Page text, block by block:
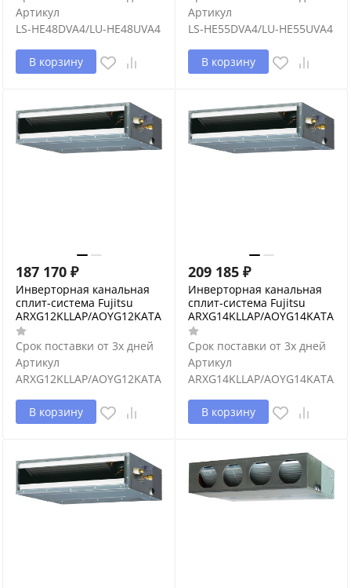
Артикул
LS-HE48DVA4/LU-HE48UVA4
В корзину
Артикул
LS-HE55DVA4/LU-HE55UVA4
В корзину
187 170 ₽
Инверторная канальная
сплит-система Fujitsu
ARXG12KLLAP/AOYG12KATA
Срок поставки от 3х дней
Артикул
ARXG12KLLAP/AOYG12KATA
В корзину
209 185 ₽
Инверторная канальная
сплит-система Fujitsu
ARXG14KLLAP/AOYG14KATA
Срок поставки от 3х дней
Артикул
ARXG14KLLAP/AOYG14KATA
В корзину